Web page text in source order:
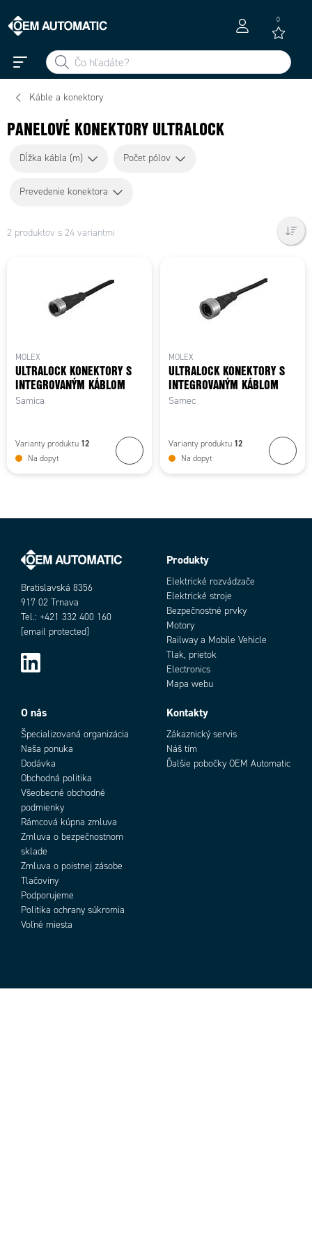
0
Káble a konektory
PANELOVÉ KONEKTORY ULTRALOCK
Dĺžka kábla (m) Počet pólov
Prevedenie konektora
2 produktov s 24 variantmi
MOLEX
ULTRALOCK KONEKTORY S
INTEGROVANÝM KÁBLOM
Samica
Varianty produktu 12
Na dopyt
MOLEX
ULTRALOCK KONEKTORY S
INTEGROVANÝM KÁBLOM
Samec
Varianty produktu 12
Na dopyt
Bratislavská 8356
917 02 Trnava
Tel.: +421 332 400 160
[email protected]
Produkty
Elektrické rozvádzače
Elektrické stroje
Bezpečnostné prvky
Motory
Railway a Mobile Vehicle
Tlak, prietok
Electronics
Mapa webu
O nás
Špecializovaná organizácia
Naša ponuka
Dodávka
Obchodná politika
Všeobecné obchodné
podmienky
Rámcová kúpna zmluva
Zmluva o bezpečnostnom
sklade
Zmluva o poistnej zásobe
Tlačoviny
Podporujeme
Politika ochrany súkromia
Voľné miesta
Kontakty
Zákaznický servis
Náš tím
Ďalšie pobočky OEM Automatic